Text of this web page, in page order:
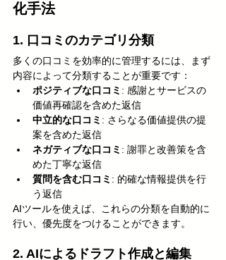
化手法
1. 口コミのカテゴリ分類
多くの口コミを効率的に管理するには、まず
内容によって分類することが重要です：
ポジティブな口コミ : 感謝とサービスの
価値再確認を含めた返信
中立的な口コミ : さらなる価値提供の提
案を含めた返信
ネガティブな口コミ : 謝罪と改善策を含
めた丁寧な返信
質問を含む口コミ : 的確な情報提供を行
う返信
AIツールを使えば、これらの分類を自動的に
行い、優先度をつけることができます。
2. AIによるドラフト作成と編集